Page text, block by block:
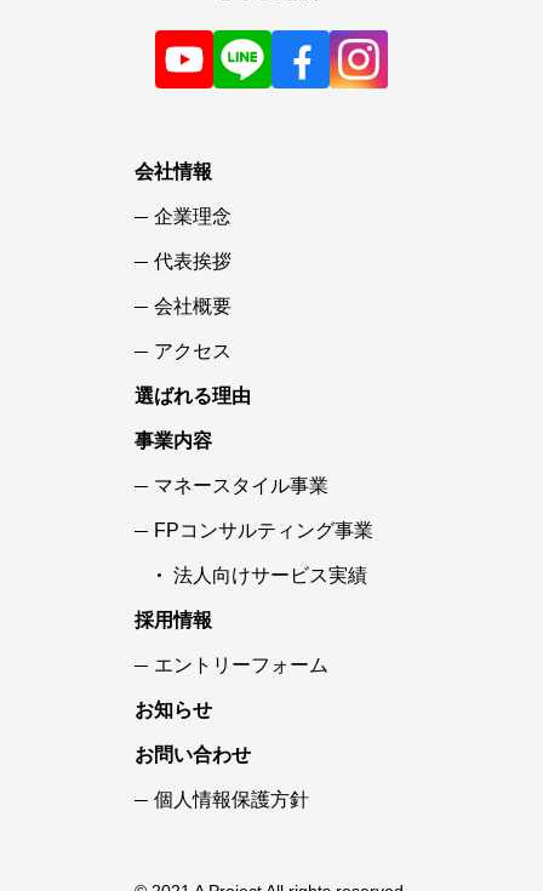
会社情報
企業理念
代表挨拶
会社概要
アクセス
選ばれる理由
事業内容
マネースタイル事業
FPコンサルティング事業
法人向けサービス実績
採用情報
エントリーフォーム
お知らせ
お問い合わせ
個人情報保護方針